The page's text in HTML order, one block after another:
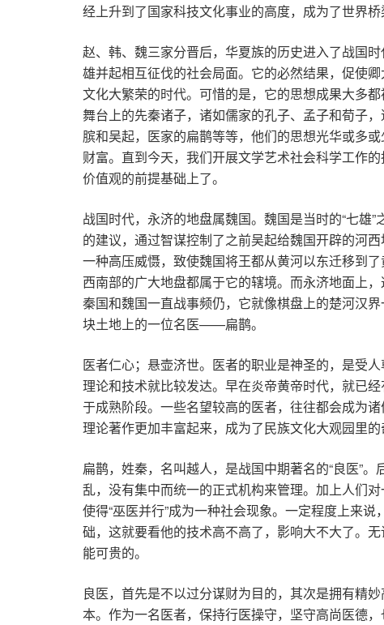
经上升到了国家科技文化事业的高度，成为了世界桥
赵、韩、魏三家分晋后，华夏族的历史进入了战国
雄并起相互征伐的社会局面。它的必然结果，促使
文化大繁荣的时代。可惜的是，它的思想成果大多
舞台上的先秦诸子，诸如儒家的孔子、孟子和荀子
膑和吴起，医家的扁鹊等等，他们的思想光华或多
财富。直到今天，我们开展文学艺术社会科学工作
价值观的前提基础上了。
战国时代，永济的地盘属魏国。魏国是当时的“七雄
的建议，通过智谋控制了之前吴起给魏国开辟的河
一种高压威慑，致使魏国将王都从黄河以东迁移到
西南部的广大地盘都属于它的辖境。而永济地面上
秦国和魏国一直战事频仍，它就像棋盘上的楚河汉
块土地上的一位名医——扁鹊。
医者仁心；悬壶济世。医者的职业是神圣的，是受
理论和技术就比较发达。早在炎帝黄帝时代，就已
于成熟阶段。一些名望较高的医者，往往都会成为
理论著作更加丰富起来，成为了民族文化大观园里的
扁鹊，姓秦，名叫越人，是战国中期著名的“良医”
乱，没有集中而统一的正式机构来管理。加上人们
使得“巫医并行”成为一种社会现象。一定程度上来
础，这就要看他的技术高不高了，影响大不大了。
能可贵的。
良医，首先是不以过分谋财为目的，其次是拥有精
本。作为一名医者，保持行医操守，坚守高尚医德